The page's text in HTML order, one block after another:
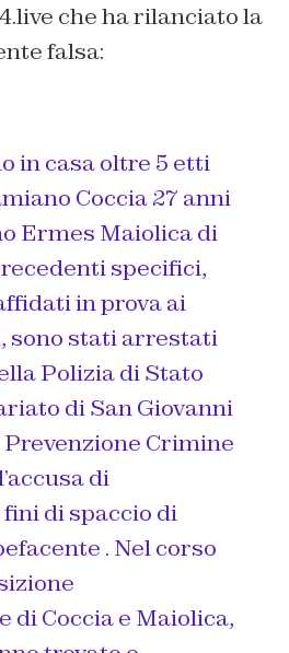
che ha rilanciato la
falsa:
in casa oltre 5 etti
Coccia 27 anni
Ermes Maiolica di
specifici,
in prova ai
sono stati arrestati
Polizia di Stato
di San Giovanni
Crimine
di
di spaccio di
. Nel corso
di Coccia e Maiolica,